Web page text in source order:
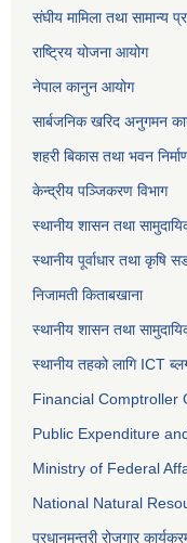
संघीय मामिला तथा सामान्य
राष्ट्रिय योजना आयोग
नेपाल कानुन आयोग
सार्बजनिक खरिद अनुगमन
शहरी बिकास तथा भवन
केन्द्रीय पञ्जिकरण विभाग
स्थानीय शासन तथा
स्थानीय पूर्वाधार तथा कृषि
निजामती किताबखाना
स्थानीय शासन तथा
स्थानीय तहको लागि ICT
Financial Comptroller
Public Expenditure
Ministry of Federal
National Natural
प्रधानमन्त्री रोजगार